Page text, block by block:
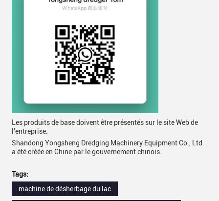
Les produits de base doivent être présentés sur le site Web de
l'entreprise.
Shandong Yongsheng Dredging Machinery Equipment Co., Ltd.
a été créée en Chine par le gouvernement chinois.
Tags:
machine de désherbage du lac